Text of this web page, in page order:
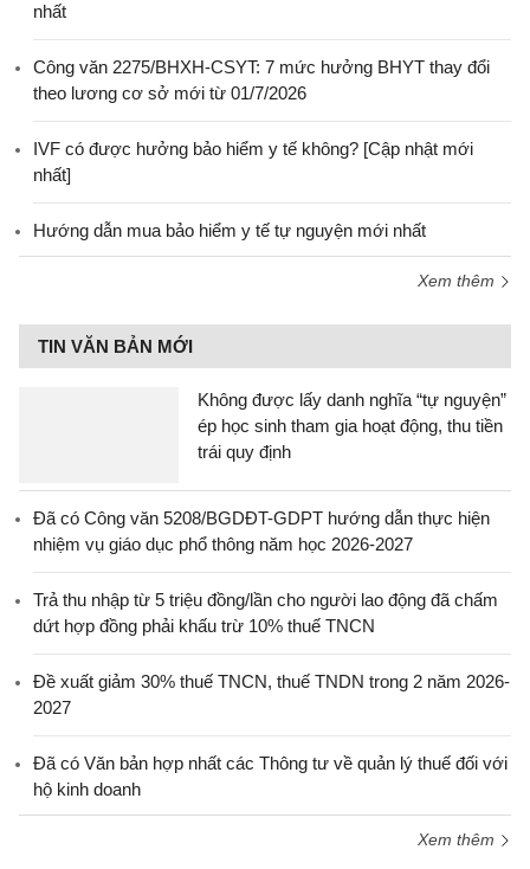
nhất
Công văn 2275/BHXH-CSYT: 7 mức hưởng BHYT thay đổi
theo lương cơ sở mới từ 01/7/2026
IVF có được hưởng bảo hiểm y tế không? [Cập nhật mới
nhất]
Hướng dẫn mua bảo hiểm y tế tự nguyện mới nhất
Xem thêm
TIN VĂN BẢN MỚI
Không được lấy danh nghĩa “tự nguyện”
ép học sinh tham gia hoạt động, thu tiền
trái quy định
Đã có Công văn 5208/BGDĐT-GDPT hướng dẫn thực hiện
nhiệm vụ giáo dục phổ thông năm học 2026-2027
Trả thu nhập từ 5 triệu đồng/lần cho người lao động đã chấm
dứt hợp đồng phải khấu trừ 10% thuế TNCN
Đề xuất giảm 30% thuế TNCN, thuế TNDN trong 2 năm 2026-
2027
Đã có Văn bản hợp nhất các Thông tư về quản lý thuế đối với
hộ kinh doanh
Xem thêm